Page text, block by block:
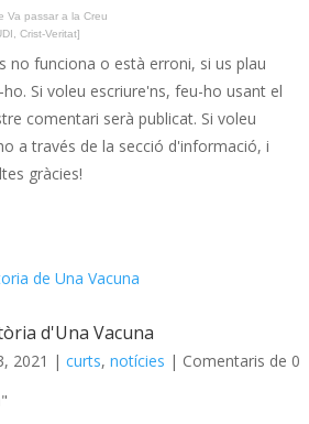
Va passar a la Creu
Crist-Veritat]
no funciona o està erroni, si us plau
Si voleu escriure'ns, feu-ho usant el
comentari serà publicat. Si voleu
a través de la secció d'informació, i
gràcies!
d'Una Vacuna
2021 | curts, notícies | Comentaris de 0